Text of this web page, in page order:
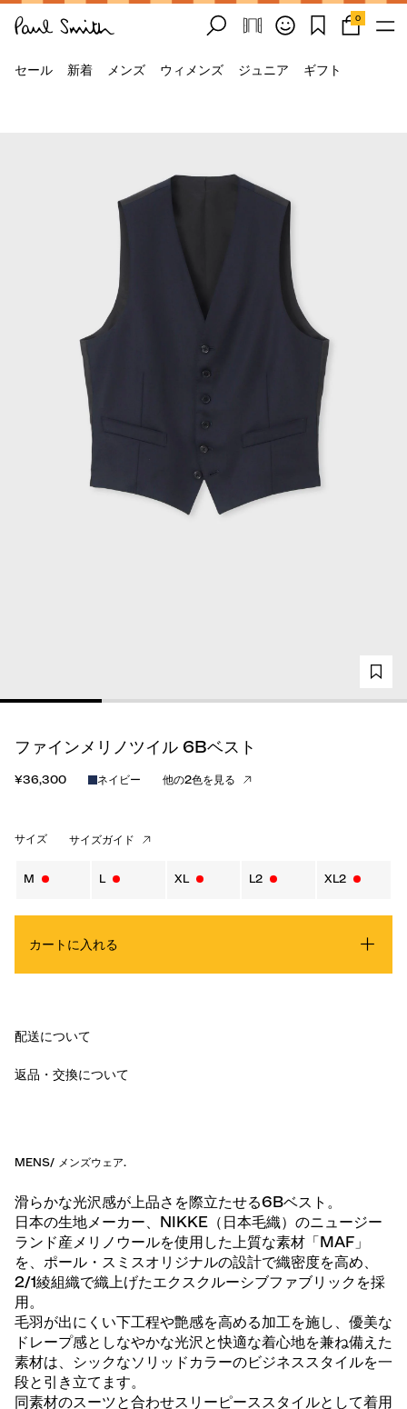
0
セール 新着 メンズ ウィメンズ ジュニア ギフト
ファインメリノツイル 6Bベスト
¥36,300 ネイビー 他の2色を見る
サイズ サイズガイド
M L XL L2 XL2
カートに入れる
配送について
返品・交換について
MENS/ メンズウェア.
滑らかな光沢感が上品さを際立たせる6Bベスト。
日本の生地メーカー、NIKKE（日本毛織）のニュージー
ランド産メリノウールを使用した上質な素材「MAF」
を、ポール・スミスオリジナルの設計で織密度を高め、
2/1綾組織で織上げたエクスクルーシブファブリックを採
用。
毛羽が出にくい下工程や艶感を高める加工を施し、優美な
ドレープ感としなやかな光沢と快適な着心地を兼ね備えた
素材は、シックなソリッドカラーのビジネススタイルを一
段と引き立てます。
同素材のスーツと合わせスリーピーススタイルとして着用